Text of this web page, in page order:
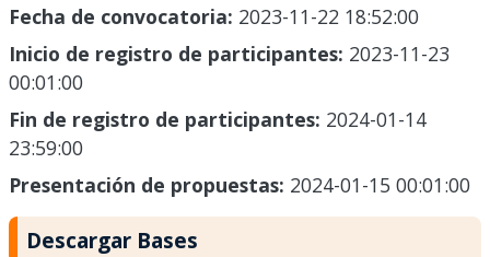
Fecha de convocatoria: 2023-11-22 18:52:00
Inicio de registro de participantes: 2023-11-23
00:01:00
Fin de registro de participantes: 2024-01-14
23:59:00
Presentación de propuestas: 2024-01-15 00:01:00
Descargar Bases